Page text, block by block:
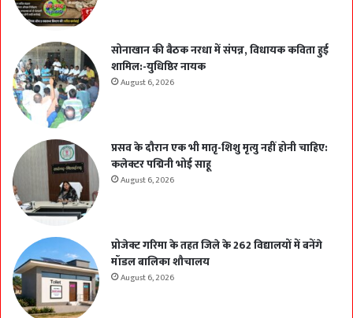
सोनाखान की बैठक नरधा में संपन्न, विधायक कविता हुई
शामिल:-युधिष्ठिर नायक
August 6, 2026
प्रसव के दौरान एक भी मातृ-शिशु मृत्यु नहीं होनी चाहिए:
कलेक्टर पद्मिनी भोई साहू
August 6, 2026
प्रोजेक्ट गरिमा के तहत जिले के 262 विद्यालयों में बनेंगे
मॉडल बालिका शौचालय
August 6, 2026